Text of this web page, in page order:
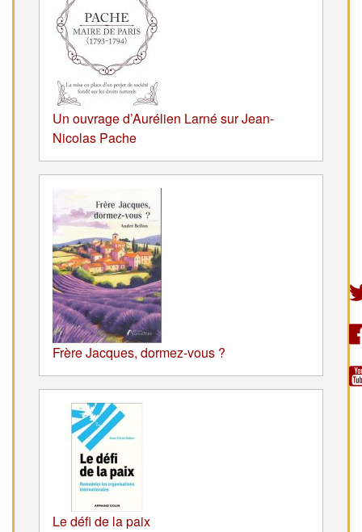
Un ouvrage d’Aurélien Larné sur Jean-
Nicolas Pache
Frère Jacques, dormez-vous ?
Le défi de la paix